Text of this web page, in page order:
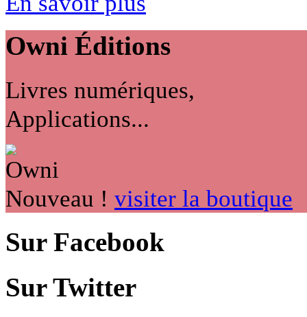
Owni Éditions
Livres numériques,
Applications...
Nouveau ! visiter la boutique
Sur Facebook
Sur Twitter